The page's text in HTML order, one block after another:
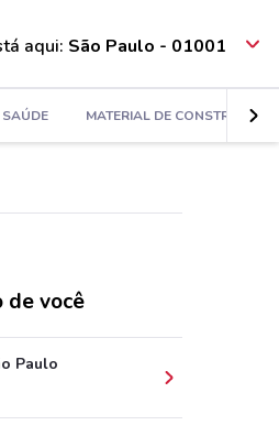
aqui: São Paulo - 01001
SAÚDE MATERIAL DE CONSTRUÇÃO
de você
Paulo